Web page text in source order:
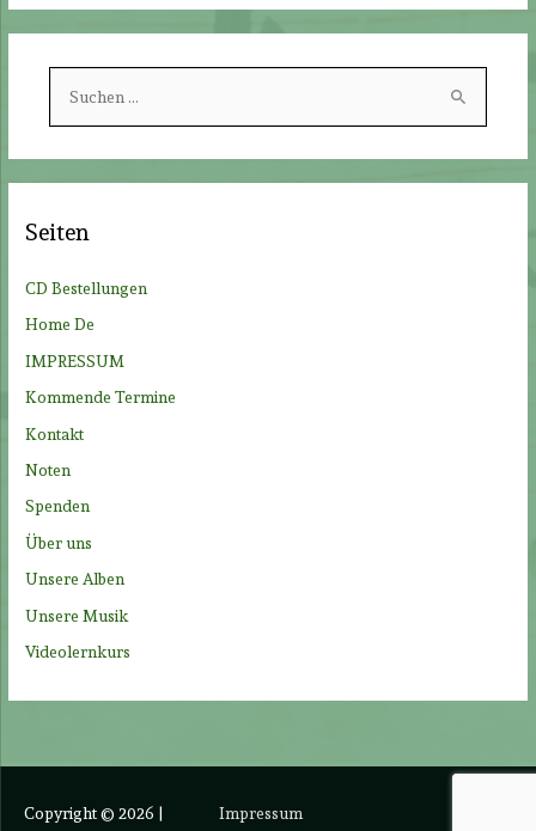
h
n
h
:
Seiten
CD Bestellungen
Home De
IMPRESSUM
Kommende Termine
Kontakt
Noten
Spenden
Über uns
Unsere Alben
Unsere Musik
Videolernkurs
Copyright © 2026 | Impressum